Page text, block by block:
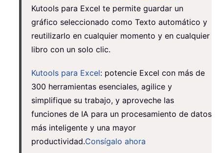
Kutools para Excel te permite guardar un
gráfico seleccionado como Texto automático y
reutilizarlo en cualquier momento y en cualquier
libro con un solo clic.
Kutools para Excel: potencie Excel con más de
300 herramientas esenciales, agilice y
simplifique su trabajo, y aproveche las
funciones de IA para un procesamiento de datos
más inteligente y una mayor
productividad.Consígalo ahora